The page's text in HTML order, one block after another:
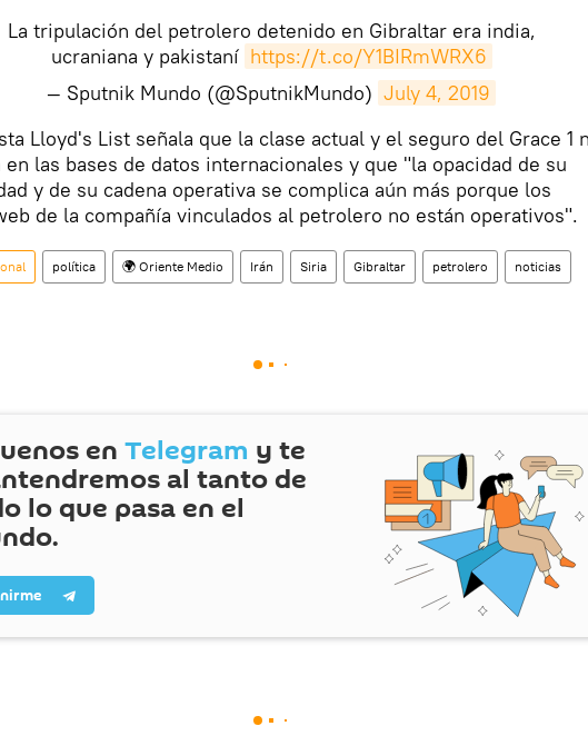
La tripulación del petrolero detenido en Gibraltar era india,
ucraniana y pakistaní https://t.co/Y1BIRmWRX6
— Sputnik Mundo (@SputnikMundo) July 4, 2019
Lloyd's List señala que la clase actual y el seguro del Grace 1
las bases de datos internacionales y que "la opacidad de su
y de su cadena operativa se complica aún más porque los
de la compañía vinculados al petrolero no están operativos".
política 🌍 Oriente Medio Irán Siria Gibraltar petrolero noticias
enTelegram y te
al tanto de
lo que pasa en el